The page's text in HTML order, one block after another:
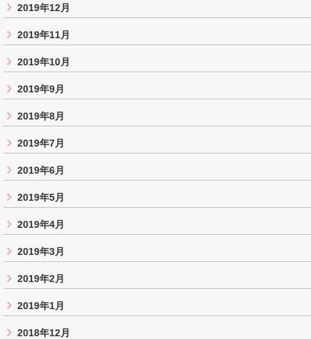
2019年12月
2019年11月
2019年10月
2019年9月
2019年8月
2019年7月
2019年6月
2019年5月
2019年4月
2019年3月
2019年2月
2019年1月
2018年12月